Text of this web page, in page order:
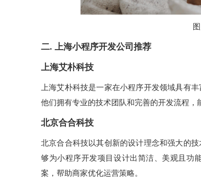
二. 上海小程序开发公司推荐
上海艾朴科技
上海艾朴科技是一家在小程序开发领域具有
他们拥有专业的技术团队和完善的开发流程，
北京合合科技
北京合合科技以其创新的设计理念和强大的
够为小程序开发项目设计出简洁、美观且功
案，帮助商家优化运营策略。